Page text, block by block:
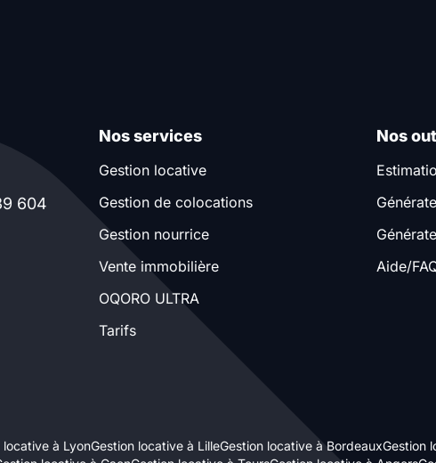
604
Nos services
Gestion locative
Gestion de colocations
Gestion nourrice
Vente immobilière
OQORO ULTRA
Tarifs
Nos
Aide/
locative à LyonGestion locative à LilleGestion locative à BordeauxGestion